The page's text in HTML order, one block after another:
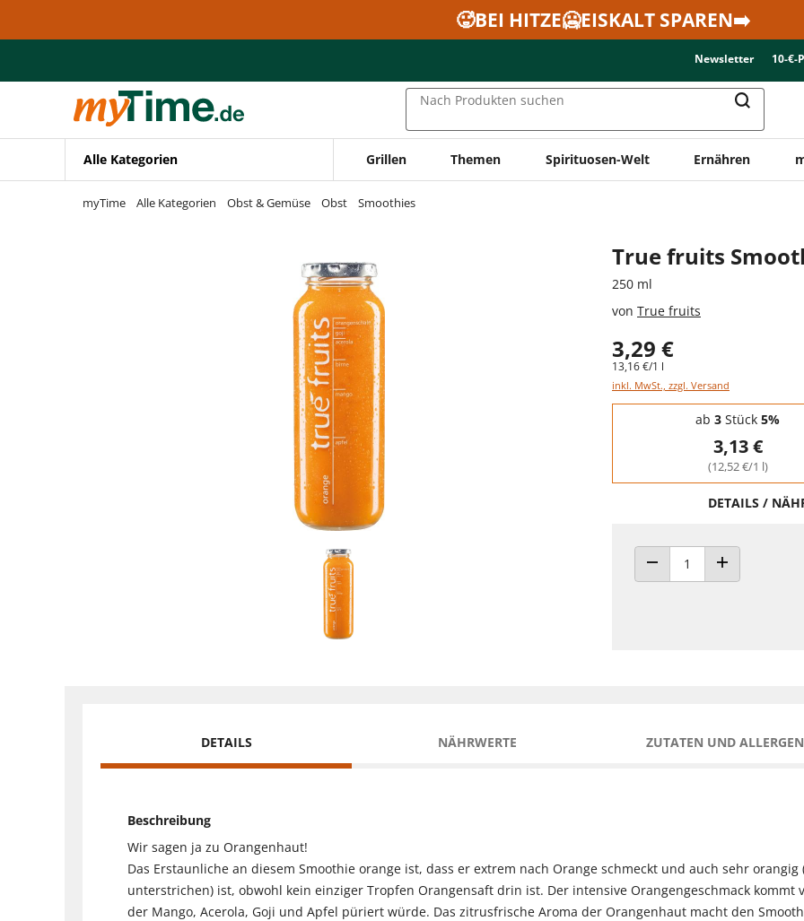
Zur Navigation springen
🥵BEI HITZE🥶EISKALT SPAREN➡️
Newsletter 10-€-
Nach Produkten suchen
Alle Kategorien Grillen Themen Spirituosen-Welt Ernähren
myTime Alle Kategorien Obst & Gemüse Obst Smoothies
True fruits
250 ml
von True fruits
3,29 €
13,16 €/1 l
inkl. MwSt., zzgl. Versand
Staffelpreise - Mengenrabatt
ab 3 Stück 5%
3,13 €
(12,52 €/1 l)
DETAILS /
ANZAHL VERRINGERN
ANZAHL
DETAILS NÄHRWERTE ZUTATEN UND
Beschreibung
Wir sagen ja zu Orangenhaut!
Das Erstaunliche an diesem Smoothie orange ist, dass er extrem nach Orange schmeckt und auch sehr orangig
unterstrichen) ist, obwohl kein einziger Tropfen Orangensaft drin ist. Der intensive Orangengeschmack kommt
der Mango, Acerola, Goji und Apfel püriert würde. Das zitrusfrische Aroma der Orangenhaut macht den